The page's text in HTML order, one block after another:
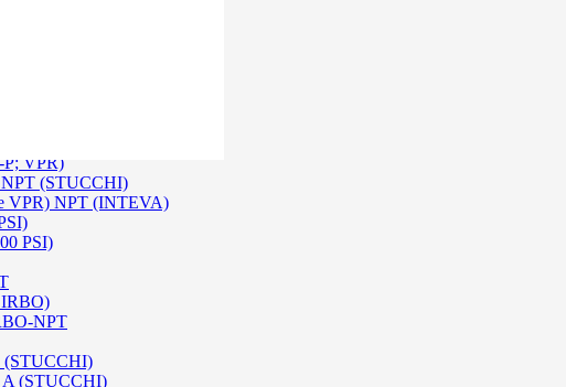
P; VPR)
NPT (STUCCHI)
VPR) NPT (INTEVA)
PSI)
IRBO)
NPT
(STUCCHI)
A (STUCCHI)